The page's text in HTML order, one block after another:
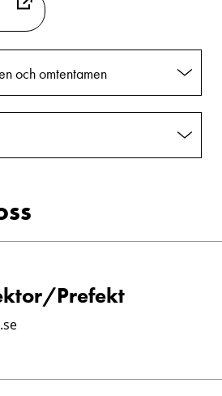
och omtentamen
Prefekt